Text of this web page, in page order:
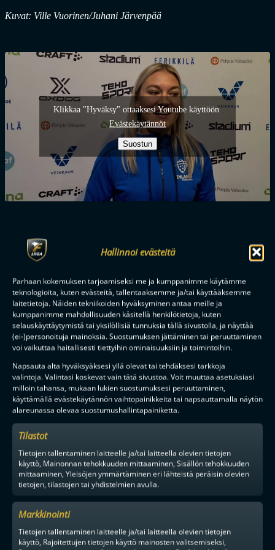
Hallinnoi evästeitä
Parhaan kokemuksen tarjoamiseksi me ja kumppanimme käytämme
teknologioita, kuten evästeitä, tallentaaksemme ja/tai käyttääksemme
laitetietoja. Näiden tekniikoiden hyväksyminen antaa meille ja
kumppanimme mahdollisuuden käsitellä henkilötietoja, kuten
selauskäyttäytymistä tai yksilöllisiä tunnuksia tällä sivustolla, ja näyttää
(ei-)personoituja mainoksia. Suostumuksen jättäminen tai peruuttaminen
voi vaikuttaa haitallisesti tiettyihin ominaisuuksiin ja toimintoihin.
Napsauta alta hyväksyäksesi yllä olevat tai tehdäksesi tarkkoja
valintoja. Valintasi koskevat vain tätä sivustoa. Voit muuttaa asetuksiasi
milloin tahansa, mukaan lukien suostumuksesi peruuttaminen,
käyttämällä evästekäytännön vaihtopainikkeita tai napsauttamalla näytön
alareunassa olevaa suostumushallintapainiketta.
Tilastot
Tietojen tallentaminen laitteelle ja/tai laitteella olevien tietojen
käyttö, Mainonnan tehokkuuden mittaaminen, Sisällön tehokkuuden
mittaaminen, Yleisöjen ymmärtäminen eri lähteistä peräisin olevien
tietojen, tilastojen tai yhdistelmien avulla.
Markkinointi
Tietojen tallentaminen laitteelle ja/tai laitteella olevien tietojen
käyttö, Rajoitettujen tietojen käyttö mainosten valitsemiseksi,
Kuvat: Ville Vuorinen/Juhani Järvenpää
Klikkaa "Hyväksy" ottaaksesi Youtube käyttöön
Evästekäytännöt
Suostun
Lue seuraavaksi
1PV SITTEN MIEHET
FINAALIUUSINTA PORISSA, HUIPPUPELEJÄ ESPOOSSA – F-
LIIGAN PRESEASON TARJOILEE TUHDIN KATTAUKSEN
HUIPPUVIIHDETTÄ
Tilaa uutiskirje
Saat kirjeen noin kerran kuukaudessa F-liigakauden alusta